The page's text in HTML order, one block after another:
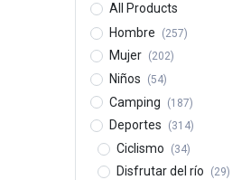
All Products
Hombre
(257)
Mujer (202)
Niños (54)
Camping (187)
Deportes (314)
Ciclismo (34)
Disfrutar del río (29)